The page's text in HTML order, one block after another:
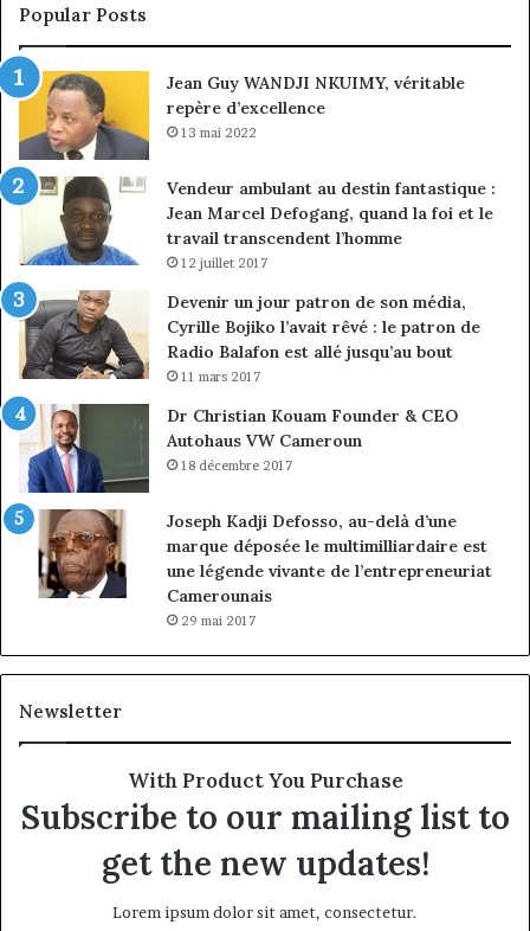
sous
discipline
Popular Posts
Jean Guy WANDJI NKUIMY, véritable
repère d’excellence
13 mai 2022
Vendeur ambulant au destin fantastique :
Jean Marcel Defogang, quand la foi et le
travail transcendent l’homme
12 juillet 2017
Devenir un jour patron de son média,
Cyrille Bojiko l’avait rêvé : le patron de
Radio Balafon est allé jusqu’au bout
11 mars 2017
Dr Christian Kouam Founder & CEO
Autohaus VW Cameroun
18 décembre 2017
Joseph Kadji Defosso, au-delà d’une
marque déposée le multimilliardaire est
une légende vivante de l’entrepreneuriat
Camerounais
29 mai 2017
Newsletter
With Product You Purchase
Subscribe to our mailing list to
get the new updates!
Lorem ipsum dolor sit amet, consectetur.